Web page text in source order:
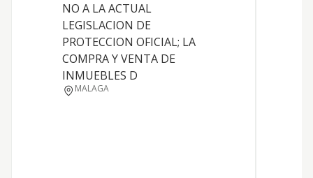
NO A LA ACTUAL
LEGISLACION DE
PROTECCION OFICIAL; LA
COMPRA Y VENTA DE
INMUEBLES D
MALAGA